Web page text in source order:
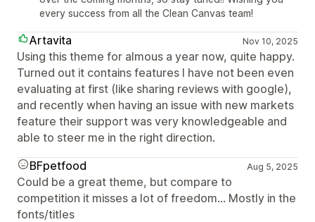
every success from all the Clean Canvas team!
Artavita Nov 10, 2025
Using this theme for almous a year now, quite happy.
Turned out it contains features I have not been even
evaluating at first (like sharing reviews with google),
and recently when having an issue with new markets
feature their support was very knowledgeable and
able to steer me in the right direction.
BFpetfood
Aug 5, 2025
Could be a great theme, but compare to
competition it misses a lot of freedom... Mostly in the
fonts/titles